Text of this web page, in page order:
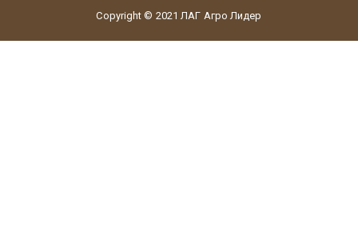
Copyright © 2021 ЛАГ Агро Лидер